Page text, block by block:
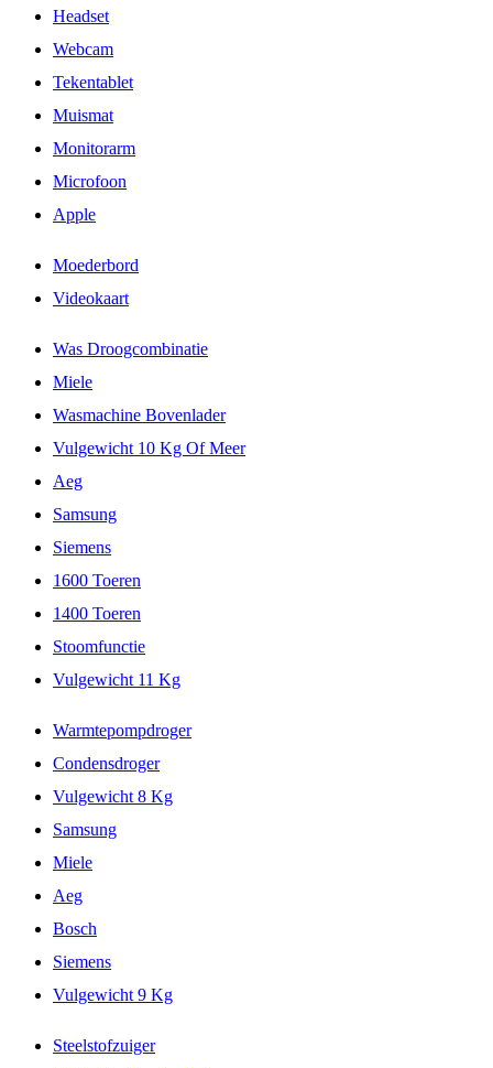
Headset
Webcam
Tekentablet
Muismat
Monitorarm
Microfoon
Apple
Moederbord
Videokaart
Was Droogcombinatie
Miele
Wasmachine Bovenlader
Vulgewicht 10 Kg Of Meer
Aeg
Samsung
Siemens
1600 Toeren
1400 Toeren
Stoomfunctie
Vulgewicht 11 Kg
Warmtepompdroger
Condensdroger
Vulgewicht 8 Kg
Samsung
Miele
Aeg
Bosch
Siemens
Vulgewicht 9 Kg
Steelstofzuiger